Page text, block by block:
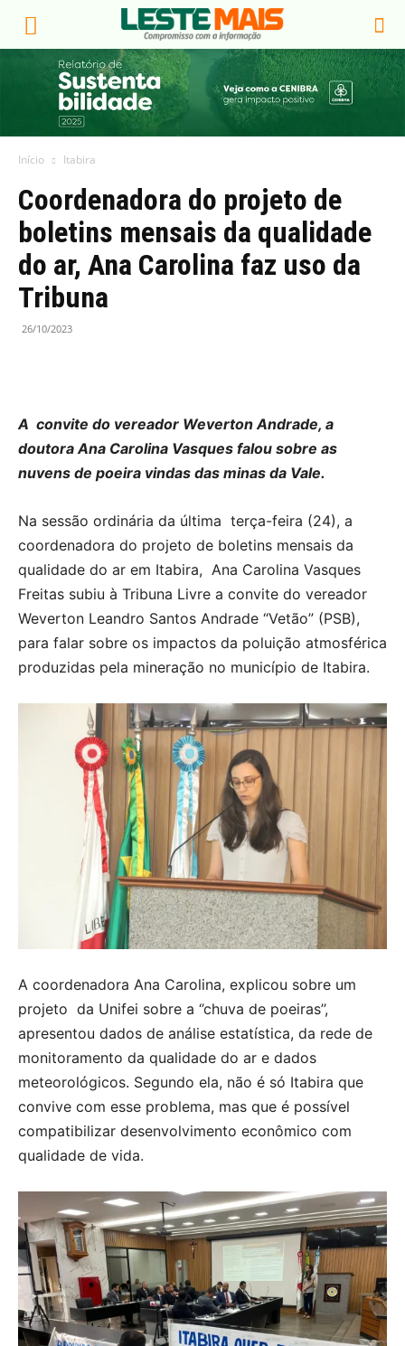
Início Itabira
Coordenadora do projeto de
boletins mensais da qualidade
do ar, Ana Carolina faz uso da
Tribuna
26/10/2023
A convite do vereador Weverton Andrade, a
doutora Ana Carolina Vasques falou sobre as
nuvens de poeira vindas das minas da Vale.
Na sessão ordinária da última terça-feira (24), a
coordenadora do projeto de boletins mensais da
qualidade do ar em Itabira, Ana Carolina Vasques
Freitas subiu à Tribuna Livre a convite do vereador
Weverton Leandro Santos Andrade “Vetão” (PSB),
para falar sobre os impactos da poluição atmosférica
produzidas pela mineração no município de Itabira.
A coordenadora Ana Carolina, explicou sobre um
projeto da Unifei sobre a ‘’chuva de poeiras’’,
apresentou dados de análise estatística, da rede de
monitoramento da qualidade do ar e dados
meteorológicos. Segundo ela, não é só Itabira que
convive com esse problema, mas que é possível
compatibilizar desenvolvimento econômico com
qualidade de vida.